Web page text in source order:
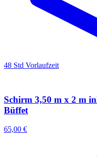
48 Std Vorlaufzeit
Schirm 3,50 m x 2 m
Büffet
65,00 €